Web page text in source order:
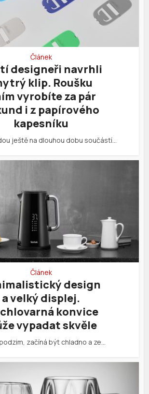
Článek
designeři navrhli
klip. Roušku
vyrobíte za pár
i z papírového
kapesníku
ještě na dlouhou dobu součástí…
Článek
design
a velký displej.
konvice
vypadat skvěle
začíná být chladno a ze…